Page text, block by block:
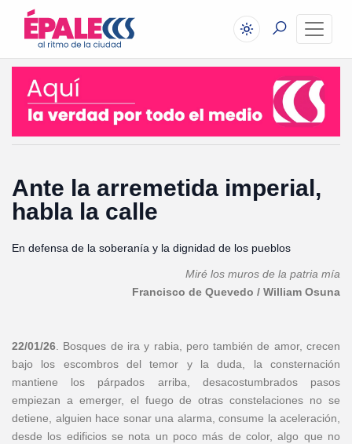
Ante la arremetida imperial,
habla la calle
En defensa de la soberanía y la dignidad de los pueblos
Miré los muros de la patria mía
Francisco de Quevedo / William Osuna
22/01/26 . Bosques de ira y rabia, pero también de amor, crecen
bajo los escombros del temor y la duda, la consternación
mantiene los párpados arriba, desacostumbrados pasos
empiezan a emerger, el fuego de otras constelaciones no se
detiene, alguien hace sonar una alarma, consume la aceleración,
desde los edificios se nota un poco más de color, algo que no